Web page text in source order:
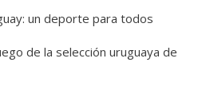
un deporte para todos
de la selección uruguaya de